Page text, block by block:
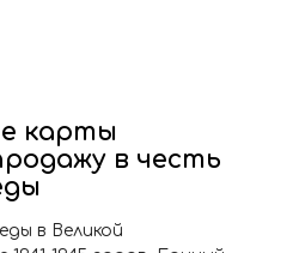
карты
в честь
в Великой